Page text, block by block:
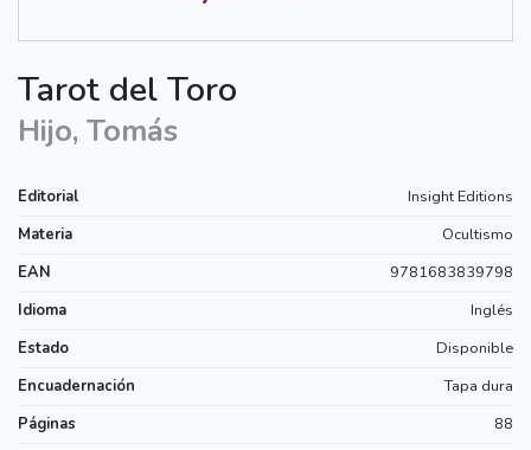
Tarot del Toro
Hijo, Tomás
Editorial
Insight Editions
Materia
Ocultismo
EAN
9781683839798
Idioma
Inglés
Estado
Disponible
Encuadernación
Tapa dura
Páginas
88